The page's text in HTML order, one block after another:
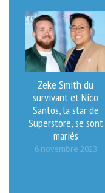
Zeke Smith du
survivant et Nico
Santos, la star de
Superstore, se sont
mariés
6 novembre 2023